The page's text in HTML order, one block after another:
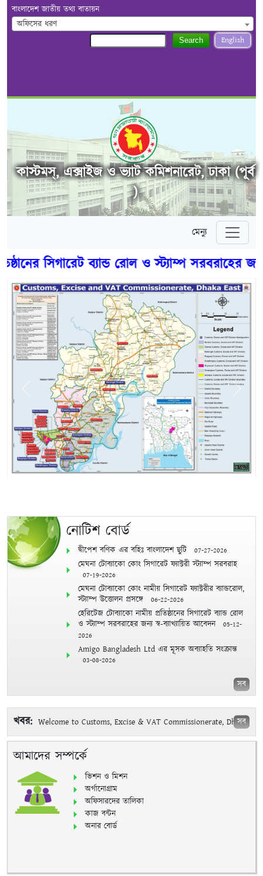
বাংলাদেশ জাতীয় তথ্য বাতায়ন
অফিসের ধরণ
English
Search
কাস্টমস্, এক্সাইজ ও ভ্যাট কমিশনারেট, ঢাকা (পূর্ব
)
মেন্যু
সিগারেট ব্যান্ড রোল ও স্ট্যাম্প সরবরাহের জন্য স্ব-
Previous
নোটিশ বোর্ড
দ্বীপেশ বণিক এর বহিঃ বাংলাদেশ ছুটি 07-27-2026
মেঘনা টোব্যাকো কোং সিগারেট ফ্যাক্টরী স্ট্যাম্প সরবরাহ
07-19-2026
মেঘনা টোব্যাকো কোং নামীয় সিগারেট ফ্যাক্টরীর ব্যান্ডরোল,
স্ট্যাম্প উত্তোলন প্রসঙ্গে
06-22-2026
হেরিটেজ টোব্যাকো নামীয় প্রতিষ্ঠানের সিগারেট ব্যান্ড রোল
ও স্ট্যাম্প সরবরাহের জন্য স্ব-ব্যাখ্যায়িত আবেদন
05-12-
2026
Amigo Bangladesh Ltd এর মূসক অব্যাহতি সংক্রান্ত
03-08-2026
সব
খবর: Welcome to Customs, Excise & VAT Commissionerate, Dhaka
(East) 10-01-2025
সব
আমাদের সম্পর্কে
ভিশন ও মিশন
অর্গানোগ্রাম
অফিসারদের তালিকা
কাজ বন্টন
অনার বোর্ড